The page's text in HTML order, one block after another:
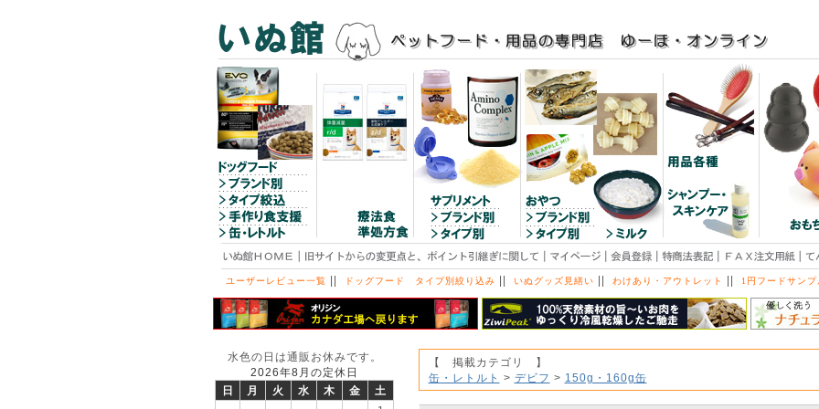
ユーザーレビュー一覧 || ドッグフード タイプ別絞り込み || いぬグッズ見繕い || わけあり・アウトレット || 1円フードサンプ
水色の日は通販お休みです。
2026年8月の定休日
日
月 火 水 木 金
土
【 掲載カテゴリ 】
缶・レトルト
> デビフ > 150g・160g缶